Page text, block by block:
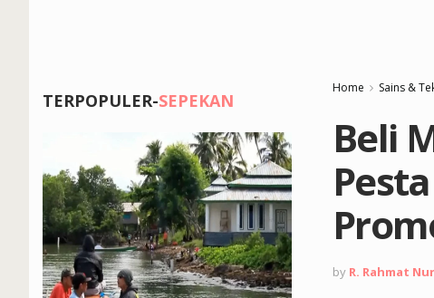
Home Sains &
Beli
by R. Rahmat Nur
TERPOPULER-SEPEKAN